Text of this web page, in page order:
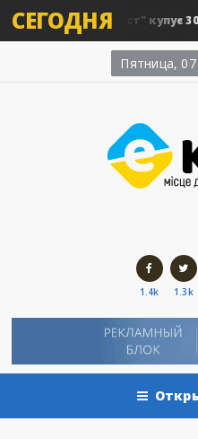
СЕГОДНЯ купує 30
Пятница, 07
1.4k 1.3k